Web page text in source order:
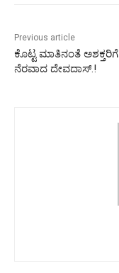
Previous article
ಕೊಟ್ಟ ಮಾತಿನಂತೆ ಅಶಕ್ತರಿಗೆ
ನೆರವಾದ ದೇವದಾಸ್.!